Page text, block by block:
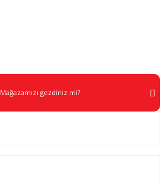
Mağazamızı gezdiniz mi?